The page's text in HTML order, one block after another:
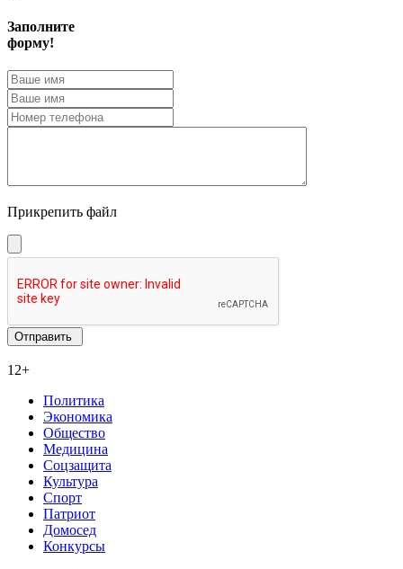
Заполните
форму!
Прикрепить файл
12+
Политика
Экономика
Общество
Медицина
Соцзащита
Культура
Спорт
Патриот
Домосед
Конкурсы